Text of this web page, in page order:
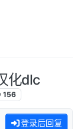
化dlc
156
登录后回复